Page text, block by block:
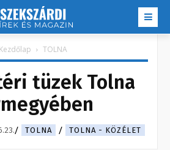
Kezdőlap TOLNA
tüzek Tolna
TOLNA TOLNA - KÖZÉLET